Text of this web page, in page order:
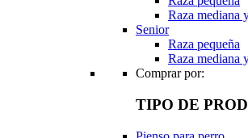
Raza mediana
Senior
Raza pequeña
Raza mediana
Comprar por:
TIPO DE